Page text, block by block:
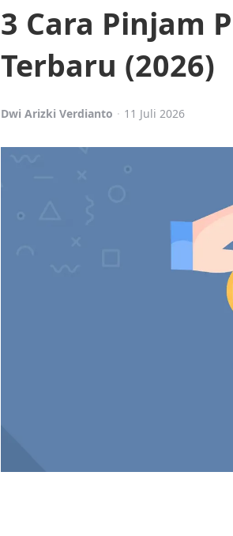
3 Cara Pinjam
Terbaru (2026)
Posted
Dwi Arizki Verdianto 11 Juli 2026